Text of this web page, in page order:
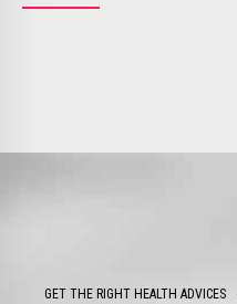
GET THE RIGHT HEALTH ADVICES